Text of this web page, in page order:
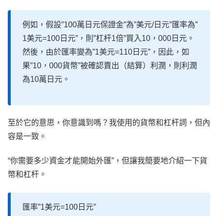
例如，假設”100萬日元保證金”為”美元/日元”匯率為”
1美元=100日元”，則”杠杆1倍”買入10，000日元。
然後，由於匯率變為”1美元=110日元”，因此，如
果”10，000貨幣”被確認賣出（結算）利潤，則利潤
為10萬日元。
至於它的意思，你意識到嗎？我使用的貨幣和杠杆詞，但內
容是一致。
“你需要多少資金才能開始外匯”，但讓我簡要地介紹一下貨
幣和杠杆。
匯率”1美元=100日元”